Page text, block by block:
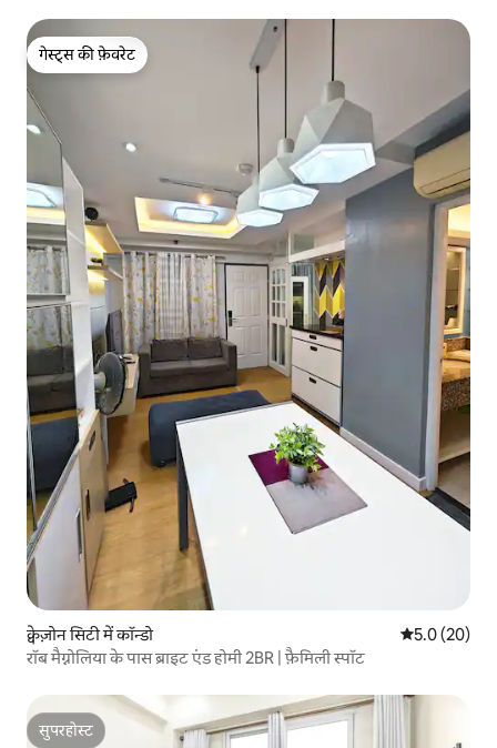
गेस्ट्स की फ़ेवरेट
गेस्ट्स की फ़ेवरेट
क्वेज़ोन सिटी में कॉन्डो औसत रेटिंग 5
5.0 (20)
रॉब मैग्नोलिया के पास ब्राइट एंड होमी 2BR | फ़ैमिली स्पॉट
सुपरहोस्ट
सुपरहोस्ट